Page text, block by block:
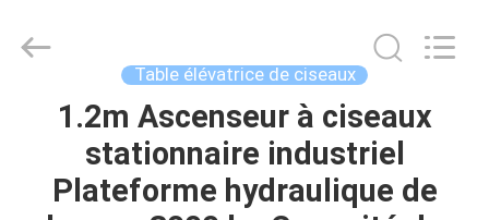
MAISON
MACHINERY
Table élévatrice de ciseaux
1.2m Ascenseur à ciseaux
stationnaire industriel
Plateforme hydraulique de